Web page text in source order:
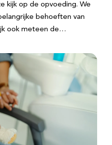
kijk op de opvoeding. We
behoeften van
ook meteen de…